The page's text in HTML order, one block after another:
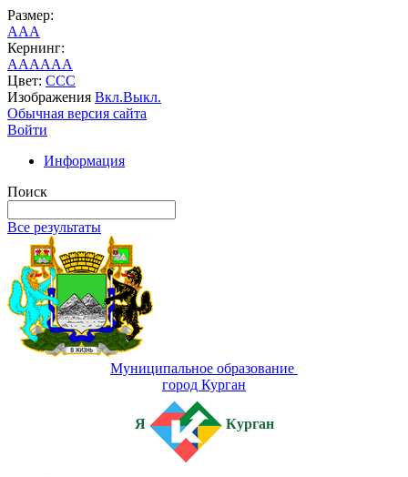
Размер:
AAA
Кернинг:
AAAAAA
Цвет: CCC
Изображения Вкл.Выкл.
Обычная версия сайта
Войти
Информация
Поиск
Все результаты
Муниципальное образование
город Курган
Я Курган